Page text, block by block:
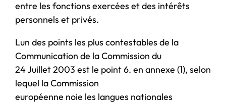
entre les fonctions exercées et des intérêts
personnels et privés.
Lun des points les plus contestables de la
Communication de la Commission du
24 Juillet 2003 est le point 6. en annexe (1), selon
lequel la Commission
européenne noie les langues nationales